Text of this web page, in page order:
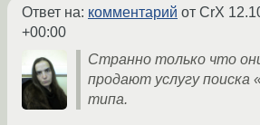
Ответ на: комментарий от CrX
+00:00
Странно только что
продают услугу поиска
типа.